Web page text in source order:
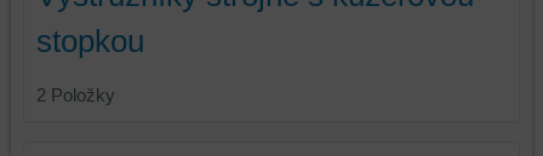
stopkou
2 Položky